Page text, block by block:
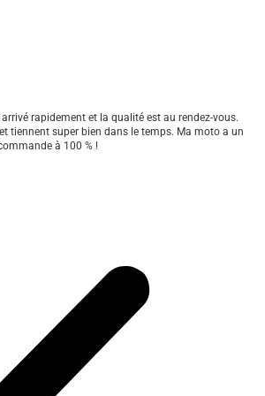
rapidement et la qualité est au rendez-vous.
tiennent super bien dans le temps. Ma moto a un
à 100 % !